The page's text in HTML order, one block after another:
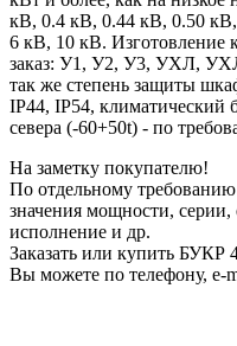
кВ, 0.4 кВ, 0.44 кВ, 0.50
6 кВ, 10 кВ. Изготовление
заказ: У1, У2, У3, УХЛ,
так же степень защиты
IP44, IP54, климатический
севера (-60+50t) - по
На заметку покупателю!
По отдельному
значения мощности,
исполнение и др.
Заказать или купить БУКР
Вы можете по телефону, e-